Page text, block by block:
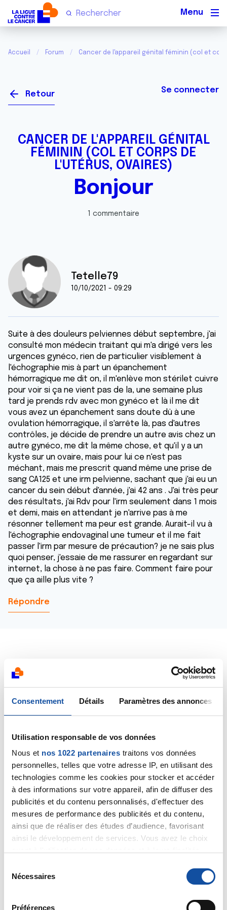
Consentement Détails Paramètres des annonces
Utilisation responsable de vos données
Nous et nos 1022 partenaires traitons vos données
personnelles, telles que votre adresse IP, en utilisant des
technologies comme les cookies pour stocker et accéder
à des informations sur votre appareil, afin de diffuser des
publicités et du contenu personnalisés, d'effectuer des
mesures de performance des publicités et du contenu,
ainsi que de réaliser des études d’audience, favorisant
ainsi le développement de services. Vous avez le choix
tout moment en consultant la Déclaration relative aux
cookies ou en cliquant sur l'icône de confidentialité.
Nécessaires
Préférences
Accueil Forum Cancer de l'appareil génital féminin (col et
Retour Se connecter
CANCER DE L'APPAREIL GÉNITAL
FÉMININ (COL ET CORPS DE
L'UTÉRUS, OVAIRES)
Bonjour
1 commentaire
Tetelle79
10/10/2021 - 09:29
Suite à des douleurs pelviennes début septembre, j'ai
consulté mon médecin traitant qui m'a dirigé vers les
urgences gynéco, rien de particulier visiblement à
l'échographie mis à part un épanchement
hémorragique me dit on, il m'enlève mon stérilet cuivre
pour voir si ça ne vient pas de la, une semaine plus
tard je prends rdv avec mon gynéco et là il me dit
vous avez un épanchement sans doute dû à une
ovulation hémorragique, il s'arrête là, pas d'autres
contrôles, je décide de prendre un autre avis chez un
autre gynéco, me dit la même chose, et qu'il y a un
kyste sur un ovaire, mais pour lui ce n'est pas
méchant, mais me prescrit quand même une prise de
sang CA125 et une irm pelvienne, sachant que j'ai eu un
cancer du sein début d'année, j'ai 42 ans . J'ai très peur
des résultats, j'ai Rdv pour l'irm seulement dans 1 mois
et demi, mais en attendant je n'arrive pas à me
résonner tellement ma peur est grande. Aurait-il vu à
l'échographie endovaginal une tumeur et il me fait
passer l'irm par mesure de précaution? je ne sais plus
quoi penser, j'essaie de me rassurer en regardant sur
internet, la chose à ne pas faire. Comment faire pour
que ça aille plus vite ?
Répondre
Bonjour,
Les temps d'accès un examen par IRM sont très
variables d'un endroit à un autre. Demandez conseil à
votre médecin traitant, peut-être pourra-t-il vous
suggérer un autre centre d'imagerie médicale ayant
En attendant, ne naviguez pas sur Internet car cela ne
vous aidera pas, dites-vous que si l'échographie avait
particulièrement inquiété le médecin l'ayant réalisée, il
aurait pris lui-même les choses en main afin de vous
obtenir un RV d'IRM dans les délais les plus brefs.
Dr A.Marceau